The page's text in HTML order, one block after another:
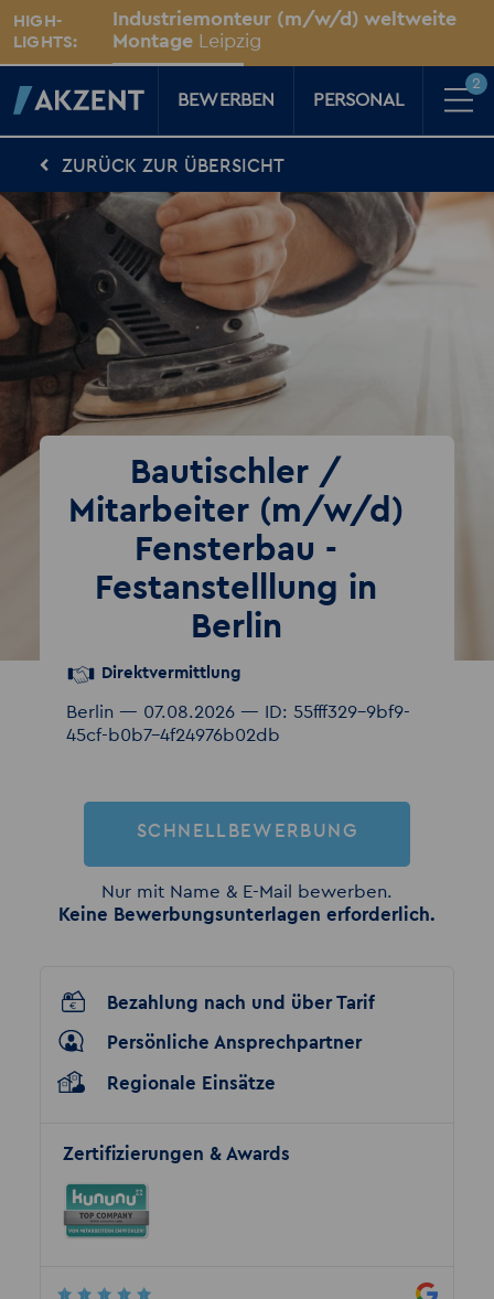
HIGH-
LIGHTS:
Industriemonteur (m/w/d) weltweite
Montage
Leipzig
Für Kandidaten
Karriere-Kompass
News, Tipps & Tricks rund um deinen Traumjob
Für Unternehmen
Kompass für Personaler
News rund um den Arbeitsplatz
Über AKZENT
Für Sie vor Ort
AKZENT-Shop
Für unsere größten Fans
Merkzettel 2
BEWERBEN PERSONAL
2
ZURÜCK ZUR ÜBERSICHT
Bautischler /
Mitarbeiter (m/w/d)
Fensterbau -
Festanstelllung in
Berlin
Direktvermittlung
Berlin — 07.08.2026 — ID: 55fff329-9bf9-
45cf-b0b7-4f24976b02db
SCHNELLBEWERBUNG
Nur mit Name & E-Mail bewerben.
Keine Bewerbungsunterlagen erforderlich.
Bezahlung nach und über Tarif
Persönliche Ansprechpartner
Regionale Einsätze
Zertifizierungen & Awards